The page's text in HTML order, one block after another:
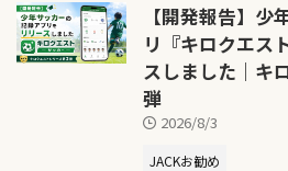
【開発報告】
リ『キロクエス
スしました｜キ
弾
2026/8/3
JACKお勧め